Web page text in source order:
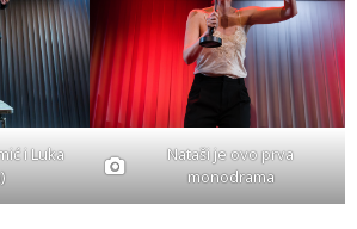
i Luka
Nataši je ovo prva
monodrama